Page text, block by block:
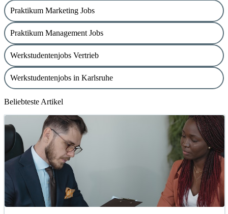
Praktikum Marketing Jobs
Praktikum Management Jobs
Werkstudentenjobs Vertrieb
Werkstudentenjobs in Karlsruhe
Beliebteste Artikel